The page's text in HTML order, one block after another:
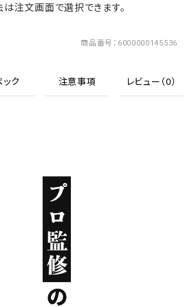
注文画面で選択できます。
商品番号 6000000145536
ック 注意事項 レビュー（0）